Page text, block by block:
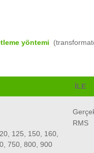
yöntemi
İLE
125, 150, 160,
750, 800, 900
RMS